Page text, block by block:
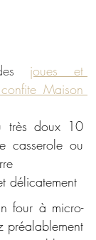
s joues et
Maison
très doux 10
casserole ou
délicatement
four à micro-
préalablement